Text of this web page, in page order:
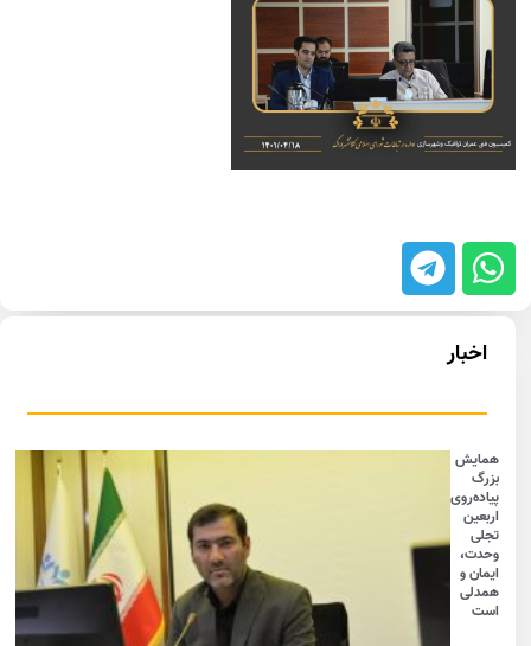
اخبار
همایش
بزرگ
پیاده‌روی
اربعین
تجلی
وحدت،
ایمان و
همدلی
است